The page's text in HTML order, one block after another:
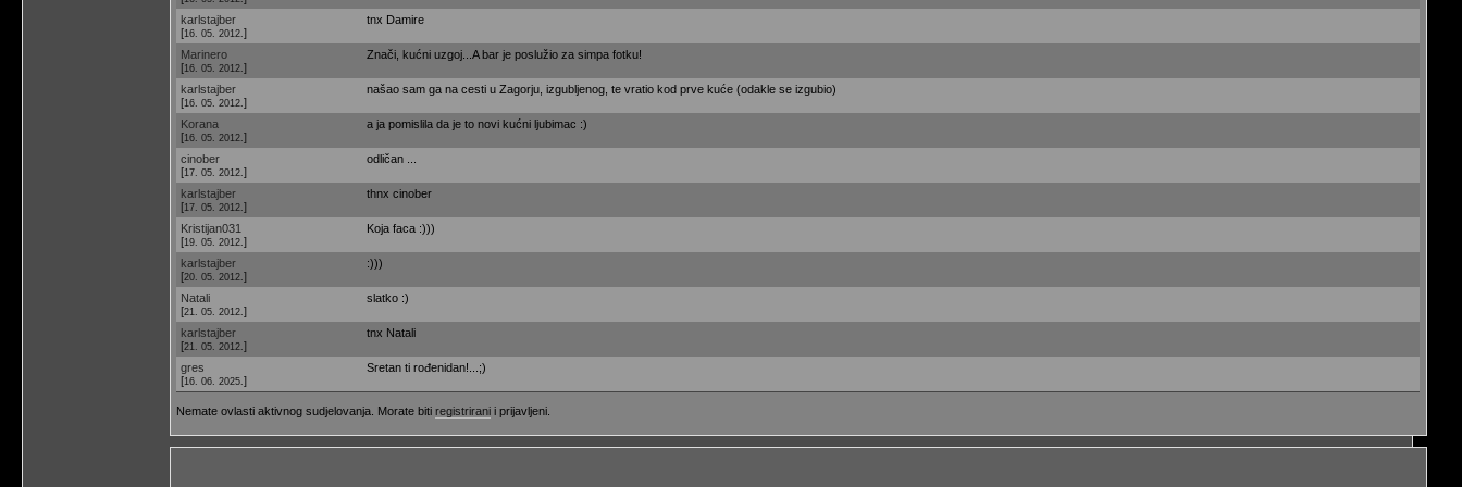
karlstajber
[16. 05. 2012. ]
tnx Damire
Marinero
[16. 05. 2012. ]
Znači, kućni uzgoj...A bar je poslužio za simpa fotku!
karlstajber
[16. 05. 2012. ]
našao sam ga na cesti u Zagorju, izgubljenog, te vratio kod prve kuće (odakle se izgubio)
Korana
[16. 05. 2012. ]
a ja pomislila da je to novi kućni ljubimac :)
cinober
[17. 05. 2012. ]
odličan ...
karlstajber
[17. 05. 2012. ]
thnx cinober
Kristijan031
[19. 05. 2012. ]
Koja faca :)))
karlstajber
[20. 05. 2012. ]
:)))
Natali
[21. 05. 2012. ]
slatko :)
karlstajber
[21. 05. 2012. ]
tnx Natali
gres
[16. 06. 2025. ]
Sretan ti rođenidan!...;)
Nemate ovlasti aktivnog sudjelovanja. Morate biti registrirani i prijavljeni.